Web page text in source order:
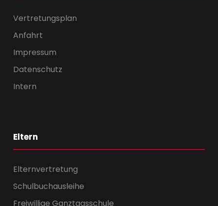
Vertretungsplan
Anfahrt
Impressum
Datenschutz
Intern
Eltern
Elternvertretung
Schulbuchausleihe
Freiwillige Ganztagsschule